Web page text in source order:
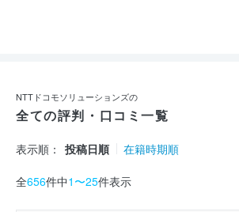
NTTドコモソリューションズの
全ての評判・口コミ一覧
表示順： 投稿日順 在籍時期順
全656件中1〜25件表示